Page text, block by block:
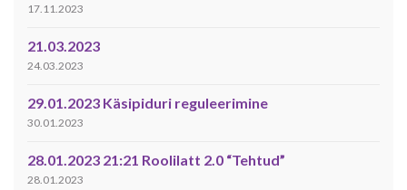
17.11.2023
21.03.2023
24.03.2023
29.01.2023 Käsipiduri reguleerimine
30.01.2023
28.01.2023 21:21 Roolilatt 2.0 “Tehtud”
28.01.2023